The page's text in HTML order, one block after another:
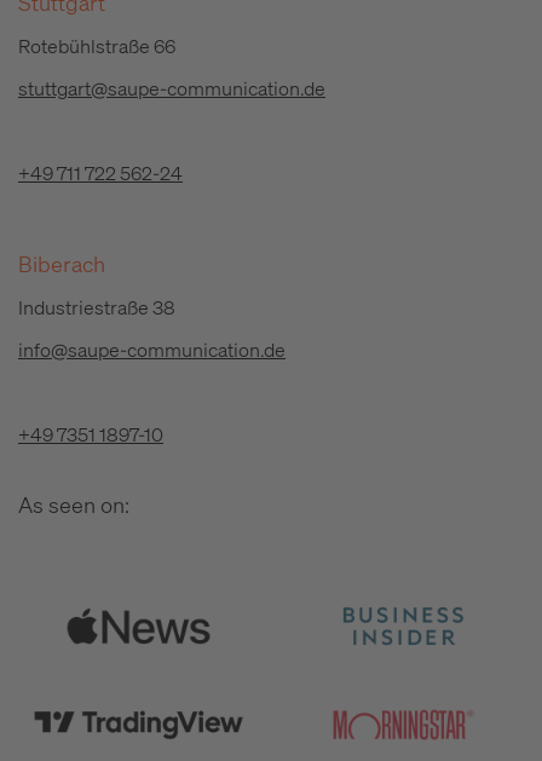
Rotebühlstraße 66
stuttgart@saupe-communication.de
+49 711 722 562-24
Biberach
Industriestraße 38
info@saupe-communication.de
+49 7351 1897-10
As seen on: